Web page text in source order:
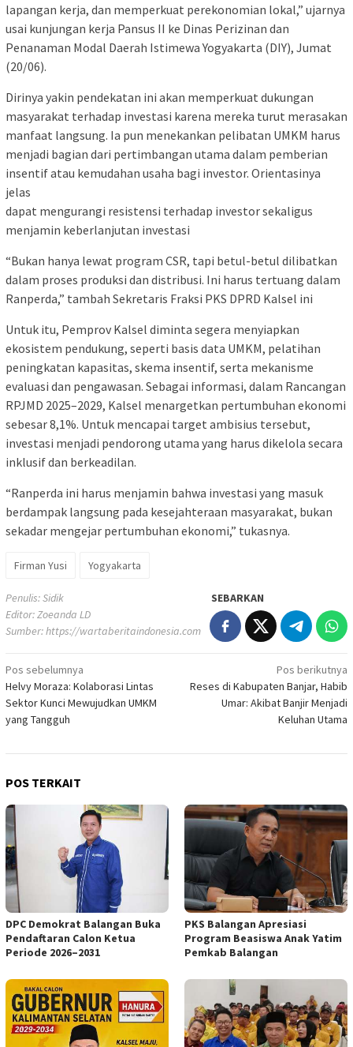
lapangan kerja, dan memperkuat perekonomian lokal,” ujarnya
usai kunjungan kerja Pansus II ke Dinas Perizinan dan
Penanaman Modal Daerah Istimewa Yogyakarta (DIY), Jumat
(20/06).
Dirinya yakin pendekatan ini akan memperkuat dukungan
masyarakat terhadap investasi karena mereka turut merasakan
manfaat langsung. Ia pun menekankan pelibatan UMKM harus
menjadi bagian dari pertimbangan utama dalam pemberian
insentif atau kemudahan usaha bagi investor. Orientasinya
jelas
dapat mengurangi resistensi terhadap investor sekaligus
menjamin keberlanjutan investasi
“Bukan hanya lewat program CSR, tapi betul-betul dilibatkan
dalam proses produksi dan distribusi. Ini harus tertuang dalam
Ranperda,” tambah Sekretaris Fraksi PKS DPRD Kalsel ini
Untuk itu, Pemprov Kalsel diminta segera menyiapkan
ekosistem pendukung, seperti basis data UMKM, pelatihan
peningkatan kapasitas, skema insentif, serta mekanisme
evaluasi dan pengawasan. Sebagai informasi, dalam Rancangan
RPJMD 2025–2029, Kalsel menargetkan pertumbuhan ekonomi
sebesar 8,1%. Untuk mencapai target ambisius tersebut,
investasi menjadi pendorong utama yang harus dikelola secara
inklusif dan berkeadilan.
“Ranperda ini harus menjamin bahwa investasi yang masuk
berdampak langsung pada kesejahteraan masyarakat, bukan
sekadar mengejar pertumbuhan ekonomi,” tukasnya.
Firman Yusi Yogyakarta
Penulis: Sidik
Editor: Zoeanda LD
Sumber:https://wartaberitaindonesia.com
SEBARKAN
Navigasi
pos
Pos sebelumnya
Helvy Moraza: Kolaborasi Lintas
Sektor Kunci Mewujudkan UMKM
yang Tangguh
Pos berikutnya
Reses di Kabupaten Banjar, Habib
Umar: Akibat Banjir Menjadi
Keluhan Utama
POS TERKAIT
DPC Demokrat Balangan Buka
Pendaftaran Calon Ketua
Periode 2026–2031
PKS Balangan Apresiasi
Program Beasiswa Anak Yatim
Pemkab Balangan